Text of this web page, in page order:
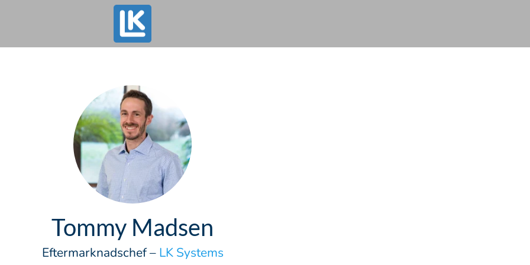
Tommy Madsen
Eftermarknadschef – LK Systems